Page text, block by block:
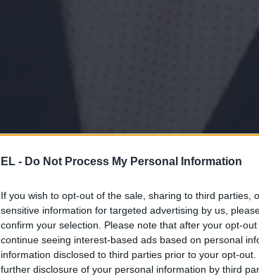
EL - Do Not Process My Personal Information
If you wish to opt-out of the sale, sharing to third parties,
sensitive information for targeted advertising by us,
confirm your selection. Please note that after your opt-
continue seeing interest-based ads based on personal
information disclosed to third parties prior to your opt-
further disclosure of your personal information by third